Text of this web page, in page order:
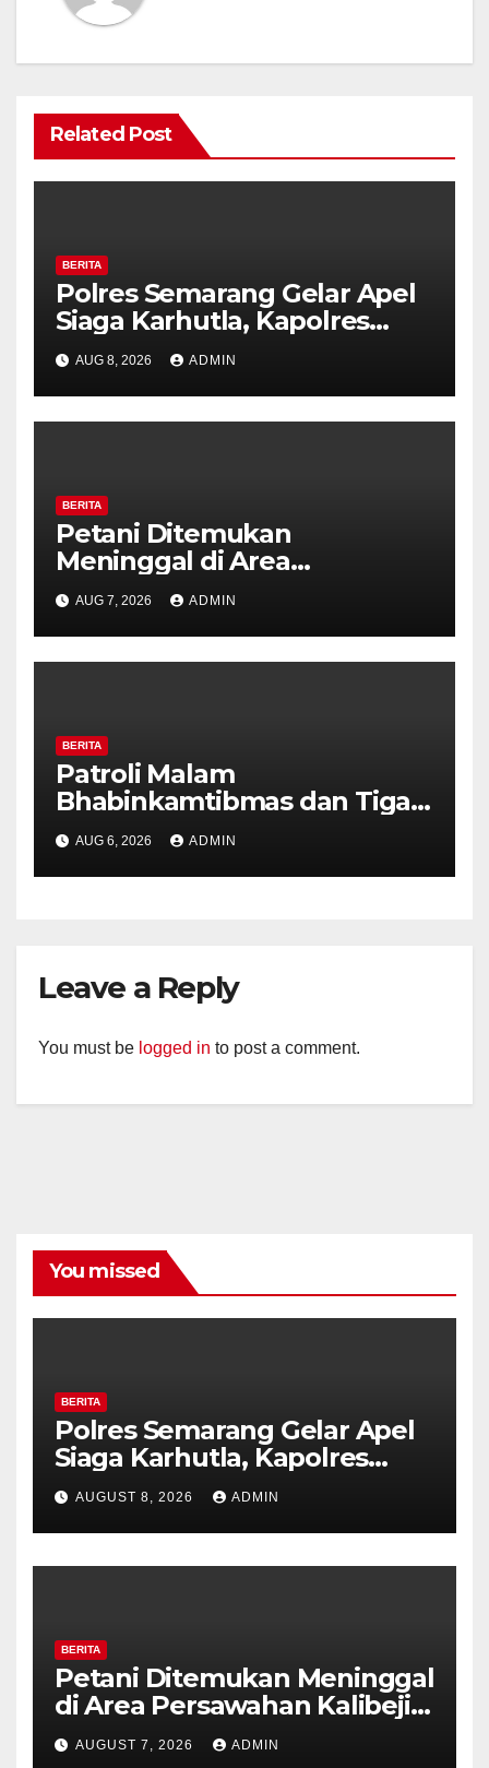
Related Post
BERITA
Polres Semarang Gelar Apel
Siaga Karhutla, Kapolres
Tekankan Sinergi dan
Kesiapsiagaan Hadapi Musim
Kemarau.
AUG 8, 2026 ADMIN
BERITA
Petani Ditemukan
Meninggal di Area
Persawahan Kalibeji, Polisi
Pastikan Tidak Ada Tanda
Kekerasan
AUG 7, 2026 ADMIN
BERITA
Patroli Malam
Bhabinkamtibmas dan Tiga
Pilar Kelurahan Ungaran
Perkuat Kamtibmas, Warga
Diajak Aktifkan Ronda
AUG 6, 2026 ADMIN
Leave a Reply
You must be logged in to post a comment.
You missed
BERITA
Polres Semarang Gelar Apel
Siaga Karhutla, Kapolres
Tekankan Sinergi dan
Kesiapsiagaan Hadapi Musim
Kemarau.
AUGUST 8, 2026 ADMIN
BERITA
Petani Ditemukan Meninggal
di Area Persawahan Kalibeji,
Polisi Pastikan Tidak Ada
Tanda Kekerasan
AUGUST 7, 2026 ADMIN